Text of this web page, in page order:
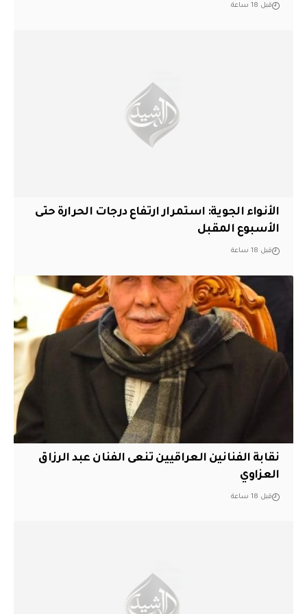
قبل 18 ساعة
الأنواء الجوية: استمرار ارتفاع درجات الحرارة حتى
الأسبوع المقبل
قبل 18 ساعة
نقابة الفنانين العراقيين تنعى الفنان عبد الرزاق
العزاوي
قبل 18 ساعة